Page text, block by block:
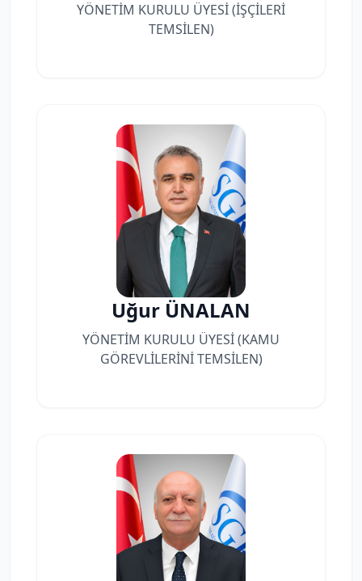
YÖNETİM KURULU ÜYESİ (İŞÇİLERİ
TEMSİLEN)
Uğur ÜNALAN
YÖNETİM KURULU ÜYESİ (KAMU
GÖREVLİLERİNİ TEMSİLEN)